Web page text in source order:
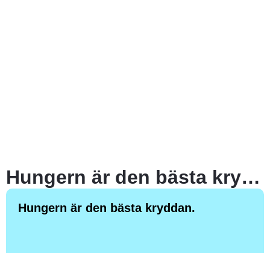
Hungern är den bästa kryddan.
Hungern är den bästa kryddan.